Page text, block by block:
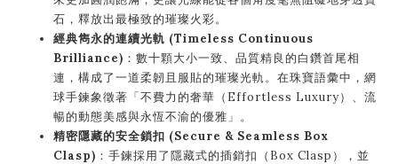
石，釋放出最極致的璀璨火彩。
經典雋永的連續光軌 (Timeless Continuous
Brilliance) ：數十顆大小一致、品質精良的白鑽首尾相
連，構成了一道柔韌且服貼的璀璨光軌。在珠寶語彙中，網
球手鍊象徵著「不費力的奢華（Effortless Luxury）、流
暢的動態美感與永恆不渝的優雅」。
精密隱藏的安全鎖扣 (Secure & Seamless Box
Clasp) ：手鍊採用了隱藏式的插銷扣（Box Clasp），並